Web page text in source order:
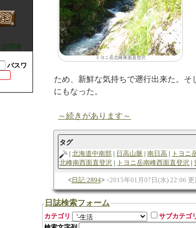
トヨニ岳北峰東面直登沢
ため、新鮮な気持ちで遡行出来た。
にもなった。
～続きがあります～
タグ
北海道中南部
日高山脈 南日高 トヨニ
北峰南西面直登沢
トヨニ岳南峰西面直登沢
日記:2894 2015年01月07日(水) 22:06 更
日誌検索フォーム
カテゴリ
サブカテゴ
訪問者
パスワ